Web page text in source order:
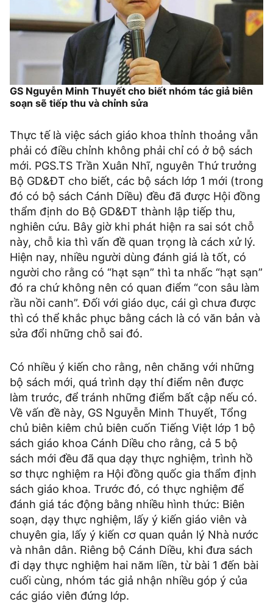
GS Nguyễn Minh Thuyết cho biết nhóm tác giả biên
soạn sẽ tiếp thu và chỉnh sửa
Thực tế là việc sách giáo khoa thỉnh thoảng vẫn
phải có điều chỉnh không phải chỉ có ở bộ sách
mới. PGS.TS Trần Xuân Nhĩ, nguyên Thứ trưởng
Bộ GD&ĐT cho biết, các bộ sách lớp 1 mới (trong
đó có bộ sách Cánh Diều) đều đã được Hội đồng
thẩm định do Bộ GD&ĐT thành lập tiếp thu,
nghiên cứu. Bây giờ khi phát hiện ra sai sót chỗ
này, chỗ kia thì vấn đề quan trọng là cách xử lý.
Hiện nay, nhiều người dùng đánh giá là tốt, có
người cho rằng có “hạt sạn” thì ta nhấc “hạt sạn”
đó ra chứ không nên có quan điểm “con sâu làm
rầu nồi canh”. Đối với giáo dục, cái gì chưa được
thì có thể khắc phục bằng cách là có văn bản và
sửa đổi những chỗ sai đó.
Có nhiều ý kiến cho rằng, nên chăng với những
bộ sách mới, quá trình dạy thí điểm nên được
làm trước, để tránh những điểm bất cập nếu có.
Về vấn đề này, GS Nguyễn Minh Thuyết, Tổng
chủ biên kiêm chủ biên cuốn Tiếng Việt lớp 1 bộ
sách giáo khoa Cánh Diều cho rằng, cả 5 bộ
sách mới đều đã qua dạy thực nghiệm, trình hồ
sơ thực nghiệm ra Hội đồng quốc gia thẩm định
sách giáo khoa. Trước đó, có thực nghiệm để
đánh giá tác động bằng nhiều hình thức: Biên
soạn, dạy thực nghiệm, lấy ý kiến giáo viên và
chuyên gia, lấy ý kiến cơ quan quản lý Nhà nước
và nhân dân. Riêng bộ Cánh Diều, khi đưa sách
đi dạy thực nghiệm hai năm liền, từ bài 1 đến bài
cuối cùng, nhóm tác giả nhận nhiều góp ý của
các giáo viên đứng lớp.